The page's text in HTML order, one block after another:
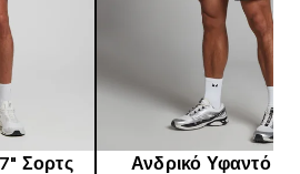
Σορτς
Ανδρικό Υφαντό